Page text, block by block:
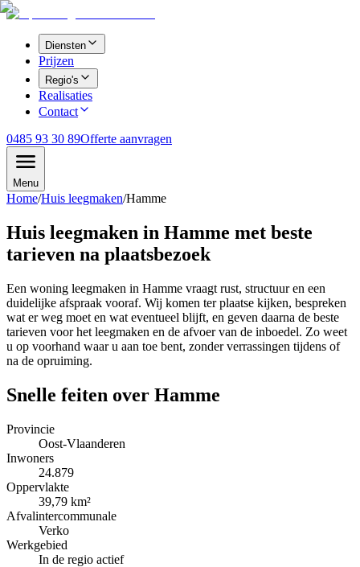
Diensten
Prijzen
Regio's
Realisaties
Contact
0485 93 30 89Offerte aanvragen
Menu
Home/Huis leegmaken/Hamme
Huis leegmaken in Hamme met beste
tarieven na plaatsbezoek
Een woning leegmaken in Hamme vraagt rust, structuur en een
duidelijke afspraak vooraf. Wij komen ter plaatse kijken, bespreken
wat er weg moet en wat eventueel blijft, en geven daarna de beste
tarieven voor het leegmaken en de afvoer van de inboedel. Zo weet
u op voorhand waar u aan toe bent, zonder verrassingen tijdens of
na de opruiming.
Snelle feiten over Hamme
Provincie
Oost-Vlaanderen
Inwoners
24.879
Oppervlakte
39,79 km²
Afvalintercommunale
Verko
Werkgebied
In de regio actief